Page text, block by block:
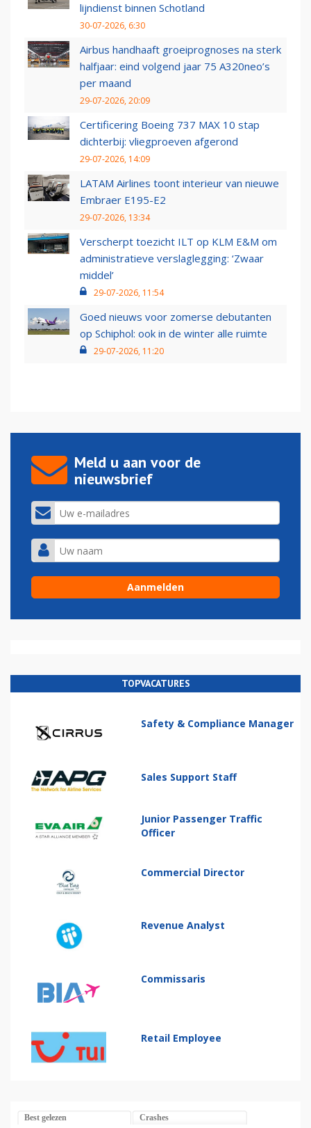
lijndienst binnen Schotland
30-07-2026, 6:30
Airbus handhaaft groeiprognoses na sterk
halfjaar: eind volgend jaar 75 A320neo’s
per maand
29-07-2026, 20:09
Certificering Boeing 737 MAX 10 stap
dichterbij: vliegproeven afgerond
29-07-2026, 14:09
LATAM Airlines toont interieur van nieuwe
Embraer E195-E2
29-07-2026, 13:34
Verscherpt toezicht ILT op KLM E&M om
administratieve verslaglegging: ‘Zwaar
middel’
29-07-2026, 11:54
Goed nieuws voor zomerse debutanten
op Schiphol: ook in de winter alle ruimte
29-07-2026, 11:20
Meld u aan voor de
nieuwsbrief
TOPVACATURES
Safety & Compliance Manager
Sales Support Staff
Junior Passenger Traffic
Officer
Commercial Director
Revenue Analyst
Commissaris
Retail Employee
Best gelezen Crashes